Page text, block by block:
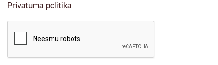
Privātuma politika